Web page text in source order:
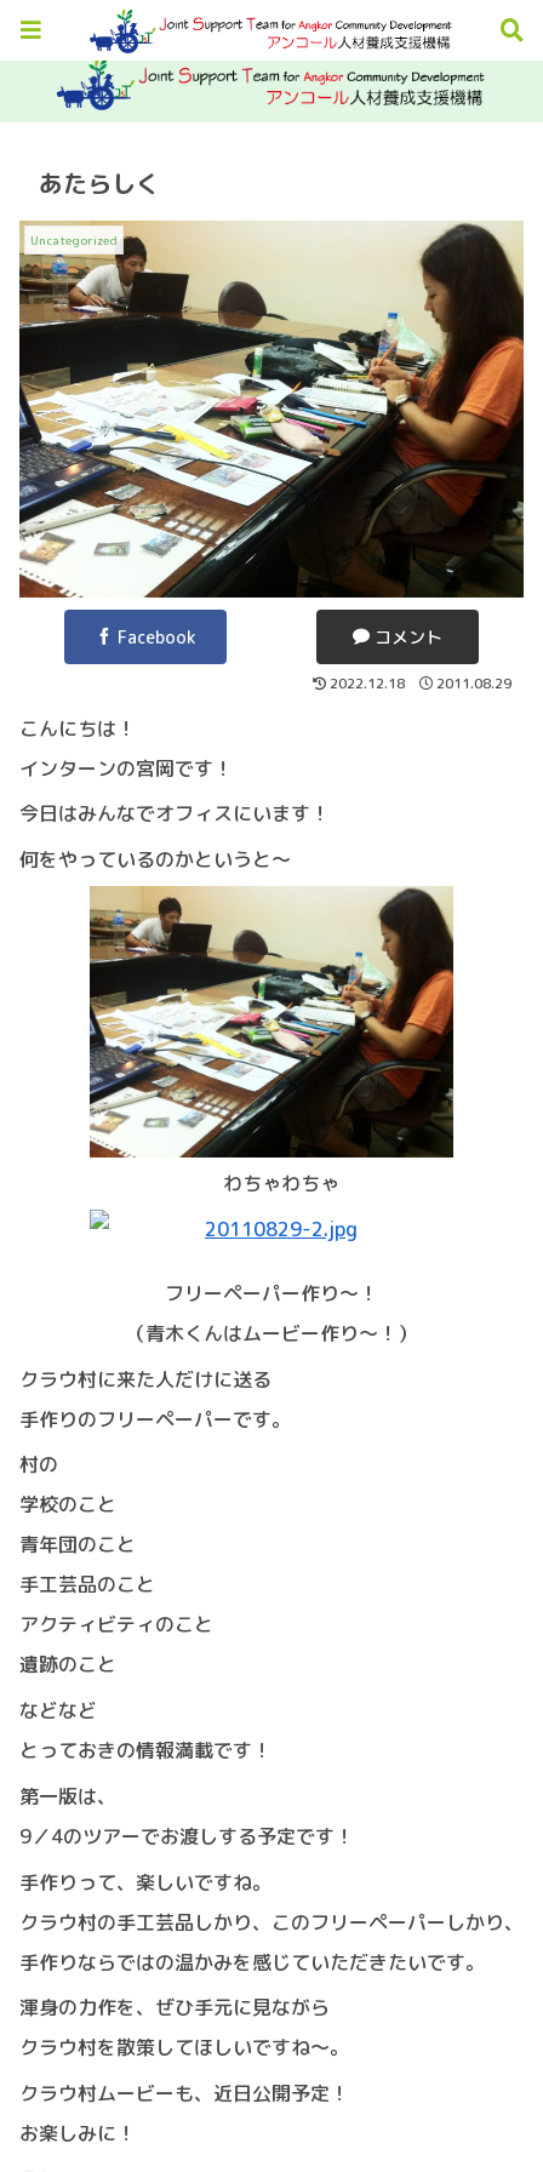
あたらしく
Uncategorized
Facebook コメント
2022.12.18 2011.08.29
こんにちは！
インターンの宮岡です！
今日はみんなでオフィスにいます！
何をやっているのかというと～
わちゃわちゃ
フリーペーパー作り～！
（青木くんはムービー作り～！）
クラウ村に来た人だけに送る
手作りのフリーペーパーです。
村の
学校のこと
青年団のこと
手工芸品のこと
アクティビティのこと
遺跡のこと
などなど
とっておきの情報満載です！
第一版は、
9／4のツアーでお渡しする予定です！
手作りって、楽しいですね。
クラウ村の手工芸品しかり、このフリーペーパーしかり、
手作りならではの温かみを感じていただきたいです。
渾身の力作を、ぜひ手元に見ながら
クラウ村を散策してほしいですね～。
クラウ村ムービーも、近日公開予定！
お楽しみに！